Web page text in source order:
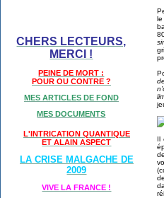
CHERS LECTEURS,
MERCI !
PEINE DE MORT :
POUR OU CONTRE ?
MES ARTICLES DE FOND
MES DOCUMENTS
L'INTRICATION QUANTIQUE
ET ALAIN ASPECT
LA CRISE MALGACHE DE
2009
VIVE LA FRANCE !
le
Il